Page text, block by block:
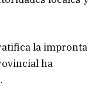
la impronta
ha